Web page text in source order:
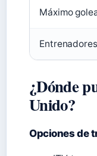
Máximo
¿Dónde
Unido?
Opciones de